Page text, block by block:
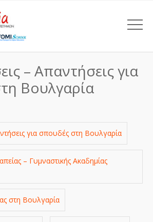
– Απαντήσεις για
Βουλγαρία
για σπουδές στη Βουλγαρία
– Γυμναστικής Ακαδημίας
στη Βουλγαρία